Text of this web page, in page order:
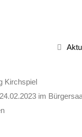
Kirchspiel
im